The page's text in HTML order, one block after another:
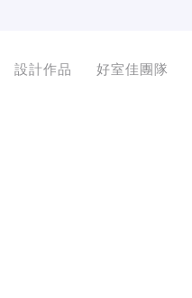
設計作品 好室佳團隊